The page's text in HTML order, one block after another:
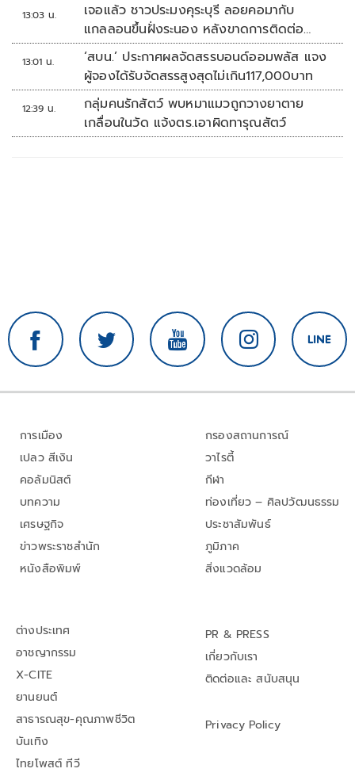
13:03 น.
เจอแล้ว ชาวประมงคุระบุรี ลอยคอมากับ
แกลลอนขึ้นฝั่งระนอง หลังขาดการติดต่อ
หลายวัน
13:01 น.
‘สบน.’ ประกาศผลจัดสรรบอนด์ออมพลัส แจง
ผู้จองได้รับจัดสรรสูงสุดไม่เกิน117,000บาท
12:39 น.
กลุ่มคนรักสัตว์ พบหมาแมวถูกวางยาตาย
เกลื่อนในวัด แจ้งตร.เอาผิดทารุณสัตว์
การเมือง
เปลว สีเงิน
คอลัมนิสต์
บทความ
เศรษฐกิจ
ข่าวพระราชสำนัก
หนังสือพิมพ์
กรองสถานการณ์
วาไรตี้
กีฬา
ท่องเที่ยว – ศิลปวัฒนธรรม
ประชาสัมพันธ์
ภูมิภาค
สิ่งแวดล้อม
ต่างประเทศ
อาชญากรรม
X-CITE
ยานยนต์
สาธารณสุข-คุณภาพชีวิต
บันเทิง
ไทยโพสต์ ทีวี
PR & PRESS
เกี่ยวกับเรา
ติดต่อและ สนับสนุน
Privacy Policy